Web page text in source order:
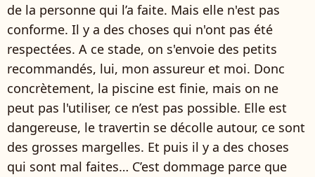
de la personne qui l’a faite. Mais elle n'est pas
conforme. Il y a des choses qui n'ont pas été
respectées. A ce stade, on s'envoie des petits
recommandés, lui, mon assureur et moi. Donc
concrètement, la piscine est finie, mais on ne
peut pas l'utiliser, ce n’est pas possible. Elle est
dangereuse, le travertin se décolle autour, ce sont
des grosses margelles. Et puis il y a des choses
qui sont mal faites… C’est dommage parce que